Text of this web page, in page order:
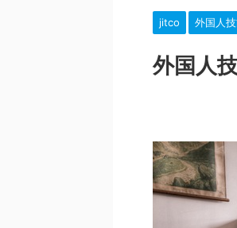
jitco 外国人
外国人